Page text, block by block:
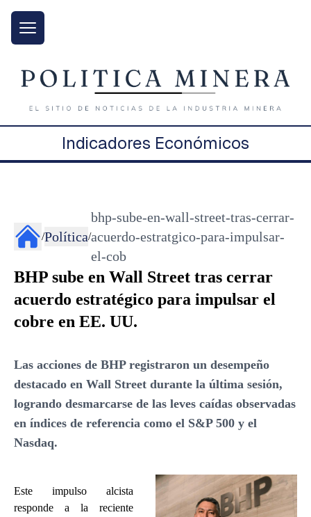
Indicadores Económicos
/Política/
bhp-sube-en-wall-street-tras-cerrar-
acuerdo-estratgico-para-impulsar-
el-cob
BHP sube en Wall Street tras cerrar
acuerdo estratégico para impulsar el
cobre en EE. UU.
Las acciones de BHP registraron un desempeño
destacado en Wall Street durante la última sesión,
logrando desmarcarse de las leves caídas observadas
en índices de referencia como el S&P 500 y el
Nasdaq.
Este impulso alcista
responde a la reciente